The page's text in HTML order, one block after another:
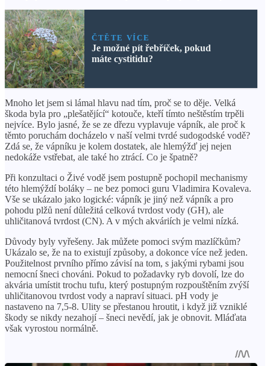
ČTĚTE VÍCE
Je možné pít řebříček, pokud
máte cystitidu?
Mnoho let jsem si lámal hlavu nad tím, proč se to děje. Velká
škoda byla pro „plešatějící“ kotouče, kteří tímto neštěstím trpěli
nejvíce. Bylo jasné, že se ze dřezu vyplavuje vápník, ale proč k
těmto poruchám docházelo v naší velmi tvrdé sudogodské vodě?
Zdá se, že vápníku je kolem dostatek, ale hlemýžď ​​jej nejen
nedokáže vstřebat, ale také ho ztrácí. Co je špatně?
Při konzultaci o Živé vodě jsem postupně pochopil mechanismy
této hlemýždí boláky – ne bez pomoci guru Vladimira Kovaleva.
Vše se ukázalo jako logické: vápník je jiný než vápník a pro
pohodu plžů není důležitá celková tvrdost vody (GH), ale
uhličitanová tvrdost (CN). A v mých akváriích je velmi nízká.
Důvody byly vyřešeny. Jak můžete pomoci svým mazlíčkům?
Ukázalo se, že na to existují způsoby, a dokonce více než jeden.
Použitelnost prvního přímo závisí na tom, s jakými rybami jsou
nemocní šneci chováni. Pokud to požadavky ryb dovolí, lze do
akvária umístit trochu tufu, který postupným rozpouštěním zvýší
uhličitanovou tvrdost vody a napraví situaci. pH vody je
nastaveno na 7,5-8. Ulity se přestanou hroutit, i když již vzniklé
škody se nikdy nezahojí – šneci nevědí, jak je obnovit. Mláďata
však vyrostou normálně.